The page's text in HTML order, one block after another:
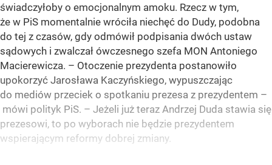
świadczyłoby o emocjonalnym amoku. Rzecz w tym,
że w PiS momentalnie wróciła niechęć do Dudy, podobna
do tej z czasów, gdy odmówił podpisania dwóch ustaw
sądowych i zwalczał ówczesnego szefa MON Antoniego
Macierewicza. – Otoczenie prezydenta postanowiło
upokorzyć Jarosława Kaczyńskiego, wypuszczając
do mediów przeciek o spotkaniu prezesa z prezydentem –
mówi polityk PiS. – Jeżeli już teraz Andrzej Duda stawia się
prezesowi, to po wyborach nie będzie prezydentem
wspierającym reformy dobrej zmiany.